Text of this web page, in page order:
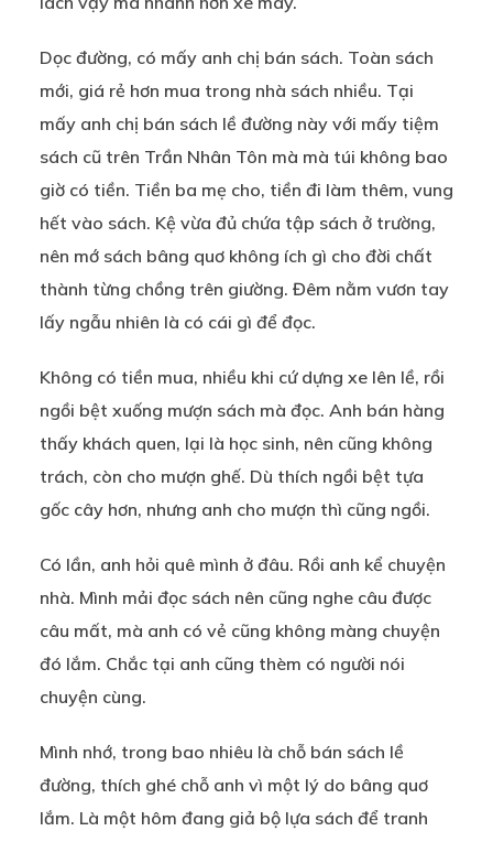
Dọc đường, có mấy anh chị bán sách. Toàn sách
mới, giá rẻ hơn mua trong nhà sách nhiều. Tại
mấy anh chị bán sách lề đường này với mấy tiệm
sách cũ trên Trần Nhân Tôn mà mà túi không bao
giờ có tiền. Tiền ba mẹ cho, tiền đi làm thêm, vung
hết vào sách. Kệ vừa đủ chứa tập sách ở trường,
nên mớ sách bâng quơ không ích gì cho đời chất
thành từng chồng trên giường. Đêm nằm vươn tay
lấy ngẫu nhiên là có cái gì để đọc.
Không có tiền mua, nhiều khi cứ dựng xe lên lề, rồi
ngồi bệt xuống mượn sách mà đọc. Anh bán hàng
thấy khách quen, lại là học sinh, nên cũng không
trách, còn cho mượn ghế. Dù thích ngồi bệt tựa
gốc cây hơn, nhưng anh cho mượn thì cũng ngồi.
Có lần, anh hỏi quê mình ở đâu. Rồi anh kể chuyện
nhà. Mình mải đọc sách nên cũng nghe câu được
câu mất, mà anh có vẻ cũng không màng chuyện
đó lắm. Chắc tại anh cũng thèm có người nói
chuyện cùng.
Mình nhớ, trong bao nhiêu là chỗ bán sách lề
đường, thích ghé chỗ anh vì một lý do bâng quơ
lắm. Là một hôm đang giả bộ lựa sách để tranh